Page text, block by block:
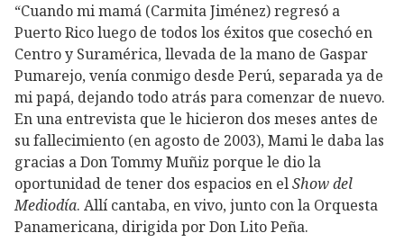
“Cuando mi mamá (Carmita Jiménez) regresó a
Puerto Rico luego de todos los éxitos que cosechó en
Centro y Suramérica, llevada de la mano de Gaspar
Pumarejo, venía conmigo desde Perú, separada ya de
mi papá, dejando todo atrás para comenzar de nuevo.
En una entrevista que le hicieron dos meses antes de
su fallecimiento (en agosto de 2003), Mami le daba las
gracias a Don Tommy Muñiz porque le dio la
oportunidad de tener dos espacios en elShow del
Mediodía. Allí cantaba, en vivo, junto con la Orquesta
Panamericana, dirigida por Don Lito Peña.